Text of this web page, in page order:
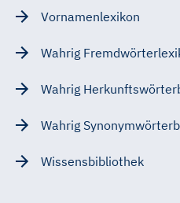
Vornamenlexikon
Wahrig
Wahrig
Wahrig
Wissensbibliothek